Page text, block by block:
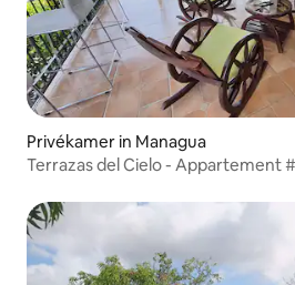
Privékamer in Managua
Terrazas del Cielo - Appartement